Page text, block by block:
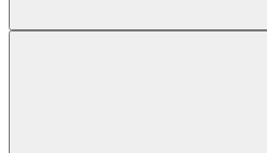
Suchen